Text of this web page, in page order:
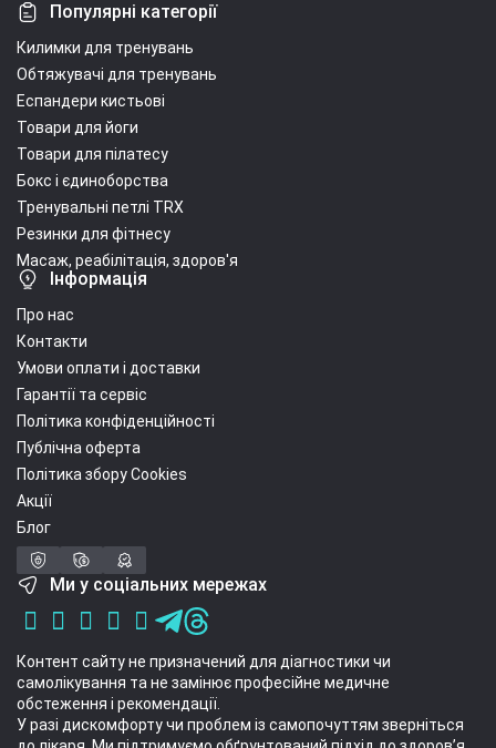
Популярні категорії
Килимки для тренувань
Обтяжувачі для тренувань
Еспандери кистьові
Товари для йоги
Товари для пілатесу
Бокс і єдиноборства
Тренувальні петлі TRX
Резинки для фітнесу
Масаж, реабілітація, здоров'я
Інформація
Про нас
Контакти
Умови оплати і доставки
Гарантії та сервіс
Політика конфіденційності
Публічна оферта
Політика збору Cookies
Акції
Блог
Ми у соціальних мережах
Контент сайту не призначений для діагностики чи
самолікування та не замінює професійне медичне
обстеження і рекомендації.
У разі дискомфорту чи проблем із самопочуттям зверніться